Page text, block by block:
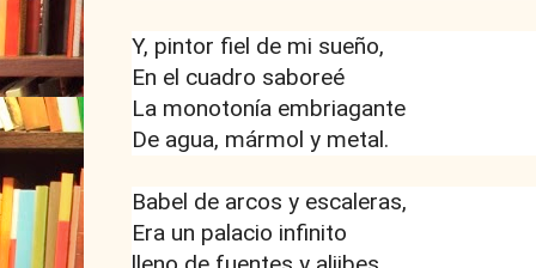
Y, pintor fiel de mi sueño,
En el cuadro saboreé
La monotonía embriagante
De agua, mármol y metal.
Babel de arcos y escaleras,
Era un palacio infinito